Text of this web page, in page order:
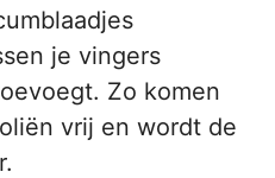
je vingers
Zo komen
vrij en wordt de